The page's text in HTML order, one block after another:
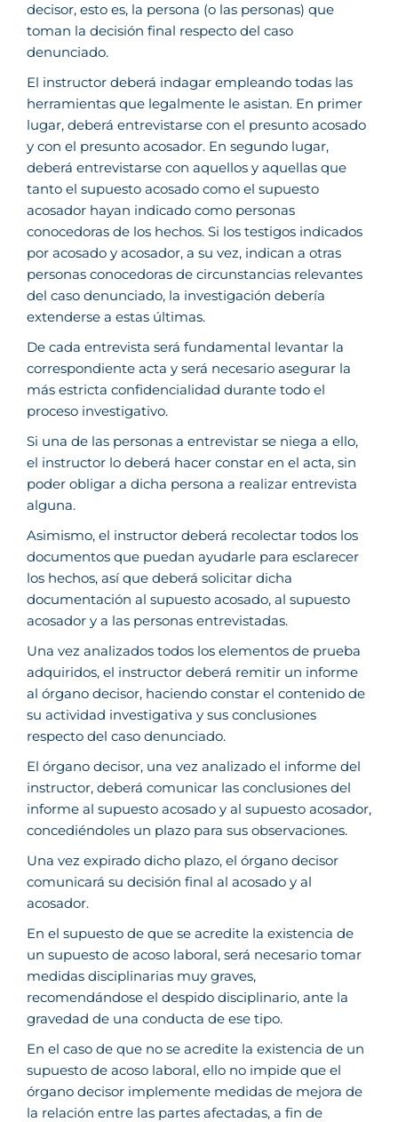
decisor, esto es, la persona (o las personas) que
toman la decisión final respecto del caso
denunciado.
El instructor deberá indagar empleando todas las
herramientas que legalmente le asistan. En primer
lugar, deberá entrevistarse con el presunto acosado
y con el presunto acosador. En segundo lugar,
deberá entrevistarse con aquellos y aquellas que
tanto el supuesto acosado como el supuesto
acosador hayan indicado como personas
conocedoras de los hechos. Si los testigos indicados
por acosado y acosador, a su vez, indican a otras
personas conocedoras de circunstancias relevantes
del caso denunciado, la investigación debería
extenderse a estas últimas.
De cada entrevista será fundamental levantar la
correspondiente acta y será necesario asegurar la
más estricta confidencialidad durante todo el
proceso investigativo.
Si una de las personas a entrevistar se niega a ello,
el instructor lo deberá hacer constar en el acta, sin
poder obligar a dicha persona a realizar entrevista
alguna.
Asimismo, el instructor deberá recolectar todos los
documentos que puedan ayudarle para esclarecer
los hechos, así que deberá solicitar dicha
documentación al supuesto acosado, al supuesto
acosador y a las personas entrevistadas.
Una vez analizados todos los elementos de prueba
adquiridos, el instructor deberá remitir un informe
al órgano decisor, haciendo constar el contenido de
su actividad investigativa y sus conclusiones
respecto del caso denunciado.
El órgano decisor, una vez analizado el informe del
instructor, deberá comunicar las conclusiones del
informe al supuesto acosado y al supuesto acosador,
concediéndoles un plazo para sus observaciones.
Una vez expirado dicho plazo, el órgano decisor
comunicará su decisión final al acosado y al
acosador.
En el supuesto de que se acredite la existencia de
un supuesto de acoso laboral, será necesario tomar
medidas disciplinarias muy graves,
recomendándose el despido disciplinario, ante la
gravedad de una conducta de ese tipo.
En el caso de que no se acredite la existencia de un
supuesto de acoso laboral, ello no impide que el
órgano decisor implemente medidas de mejora de
la relación entre las partes afectadas, a fin de